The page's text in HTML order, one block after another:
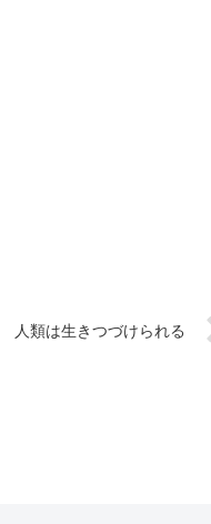
人類は生きつづけられる